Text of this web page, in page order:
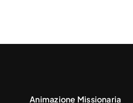
Animazione Missionaria